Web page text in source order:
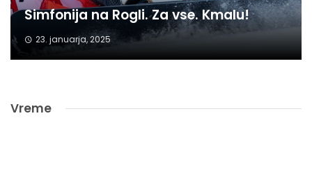
Simfonija na Rogli. Za vse. Kmalu!
23. januarja, 2025
Vreme